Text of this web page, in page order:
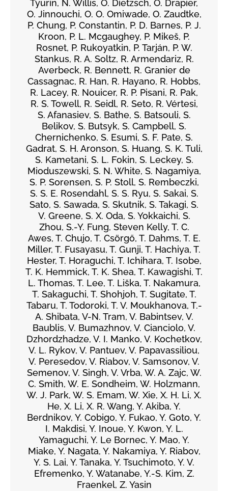
Tyurin, N. Willis, O. Dietzsch, O. Drapier,
O. Jinnouchi, O. O. Omiwade, O. Zaudtke,
P. Chung, P. Constantin, P. D. Barnes, P. J.
Kroon, P. L. Mcgaughey, P. Mikeš, P.
Rosnet, P. Rukoyatkin, P. Tarján, P. W.
Stankus, R. A. Soltz, R. Armendariz, R.
Averbeck, R. Bennett, R. Granier de
Cassagnac, R. Han, R. Hayano, R. Hobbs,
R. Lacey, R. Nouicer, R. P. Pisani, R. Pak,
R. S. Towell, R. Seidl, R. Seto, R. Vértesi,
S. Afanasiev, S. Bathe, S. Batsouli, S.
Belikov, S. Butsyk, S. Campbell, S.
Chernichenko, S. Esumi, S. F. Pate, S.
Gadrat, S. H. Aronson, S. Huang, S. K. Tuli,
S. Kametani, S. L. Fokin, S. Leckey, S.
Mioduszewski, S. N. White, S. Nagamiya,
S. P. Sorensen, S. P. Stoll, S. Rembeczki,
S. S. E. Rosendahl, S. S. Ryu, S. Sakai, S.
Sato, S. Sawada, S. Skutnik, S. Takagi, S.
V. Greene, S. X. Oda, S. Yokkaichi, S.
Zhou, S.-Y. Fung, Steven Kelly, T. C.
Awes, T. Chujo, T. Csörgő, T. Dahms, T. E.
Miller, T. Fusayasu, T. Gunji, T. Hachiya, T.
Hester, T. Horaguchi, T. Ichihara, T. Isobe,
T. K. Hemmick, T. K. Shea, T. Kawagishi, T.
L. Thomas, T. Lee, T. Liška, T. Nakamura,
T. Sakaguchi, T. Shohjoh, T. Sugitate, T.
Tabaru, T. Todoroki, T. V. Moukhanova, T.-
A. Shibata, V-N. Tram, V. Babintsev, V.
Baublis, V. Bumazhnov, V. Cianciolo, V.
Dzhordzhadze, V. I. Manko, V. Kochetkov,
V. L. Rykov, V. Pantuev, V. Papavassiliou,
V. Peresedov, V. Riabov, V. Samsonov, V.
Semenov, V. Singh, V. Vrba, W. A. Zajc, W.
C. Smith, W. E. Sondheim, W. Holzmann,
W. J. Park, W. S. Emam, W. Xie, X. H. Li, X.
He, X. Li, X. R. Wang, Y. Akiba, Y.
Berdnikov, Y. Cobigo, Y. Fukao, Y. Goto, Y.
I. Makdisi, Y. Inoue, Y. Kwon, Y. L.
Yamaguchi, Y. Le Bornec, Y. Mao, Y.
Miake, Y. Nagata, Y. Nakamiya, Y. Riabov,
Y. S. Lai, Y. Tanaka, Y. Tsuchimoto, Y. V.
Efremenko, Y. Watanabe, Y.-S. Kim, Z.
Fraenkel, Z. Yasin